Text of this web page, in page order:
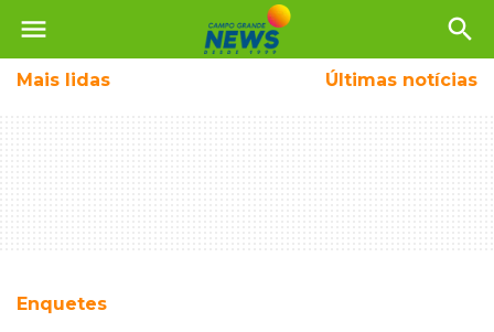
menu search
Mais lidas Últimas notícias
Enquetes